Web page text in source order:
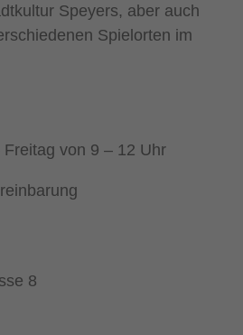
Speyers, aber auch
Spielorten im
von 9 – 12 Uhr
8